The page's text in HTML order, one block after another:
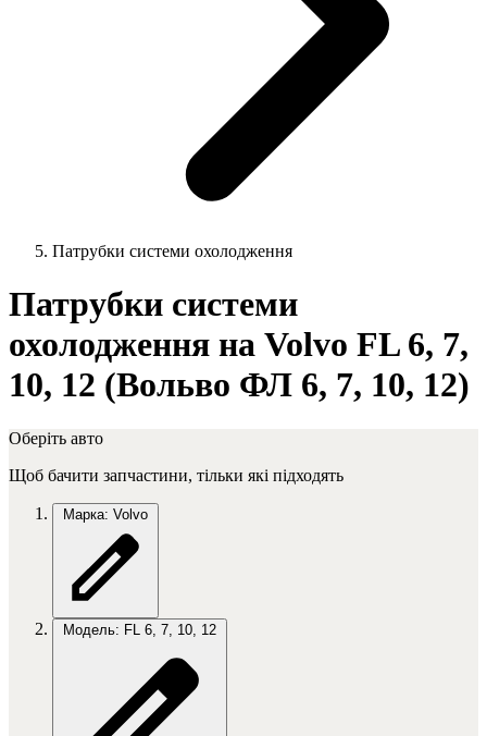
Патрубки системи охолодження
Патрубки системи
охолодження на Volvo FL 6, 7,
10, 12 (Вольво ФЛ 6, 7, 10, 12)
Оберіть авто
Щоб бачити запчастини, тільки які підходять
Марка: Volvo
Модель: FL 6, 7, 10, 12